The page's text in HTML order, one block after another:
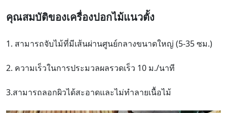
คุณสมบัติของเครื่องปอกไม้แนวตั้ง
1. สามารถจับไม้ที่มีเส้นผ่านศูนย์กลางขนาดใหญ่ (5-35 ซม.)
2. ความเร็วในการประมวลผลรวดเร็ว 10 ม./นาที
3.สามารถลอกผิวได้สะอาดและไม่ทำลายเนื้อไม้